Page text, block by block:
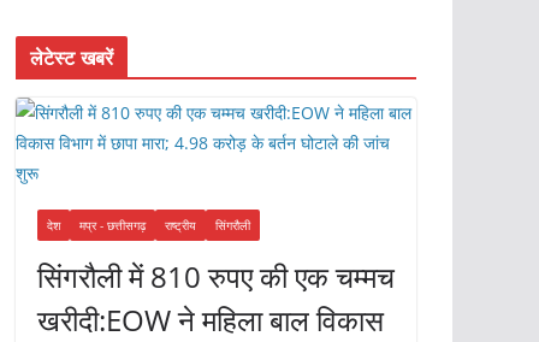
लेटेस्ट खबरें
देश मप्र - छत्तीसगढ़ राष्ट्रीय सिंगरौली
सिंगरौली में 810 रुपए की एक चम्मच
खरीदी:EOW ने महिला बाल विकास